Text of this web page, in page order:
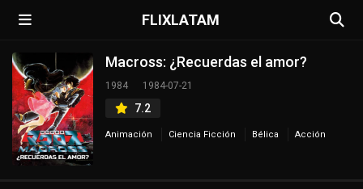
FLIXLATAM
Macross: ¿Recuerdas el amor?
1984 1984-07-21
7.2
Animación Ciencia Ficción Bélica Acción